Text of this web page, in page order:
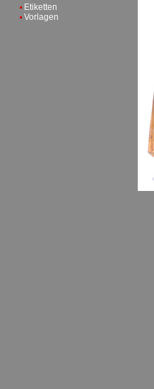
Etiketten
Vorlagen